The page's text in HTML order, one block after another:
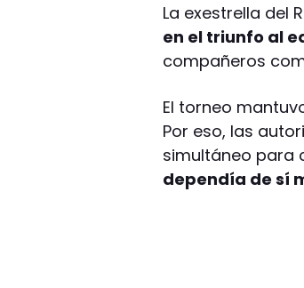
La exestrella del
en el triunfo al
compañeros
El torneo
Por eso, las
simultáneo para
dependía de sí